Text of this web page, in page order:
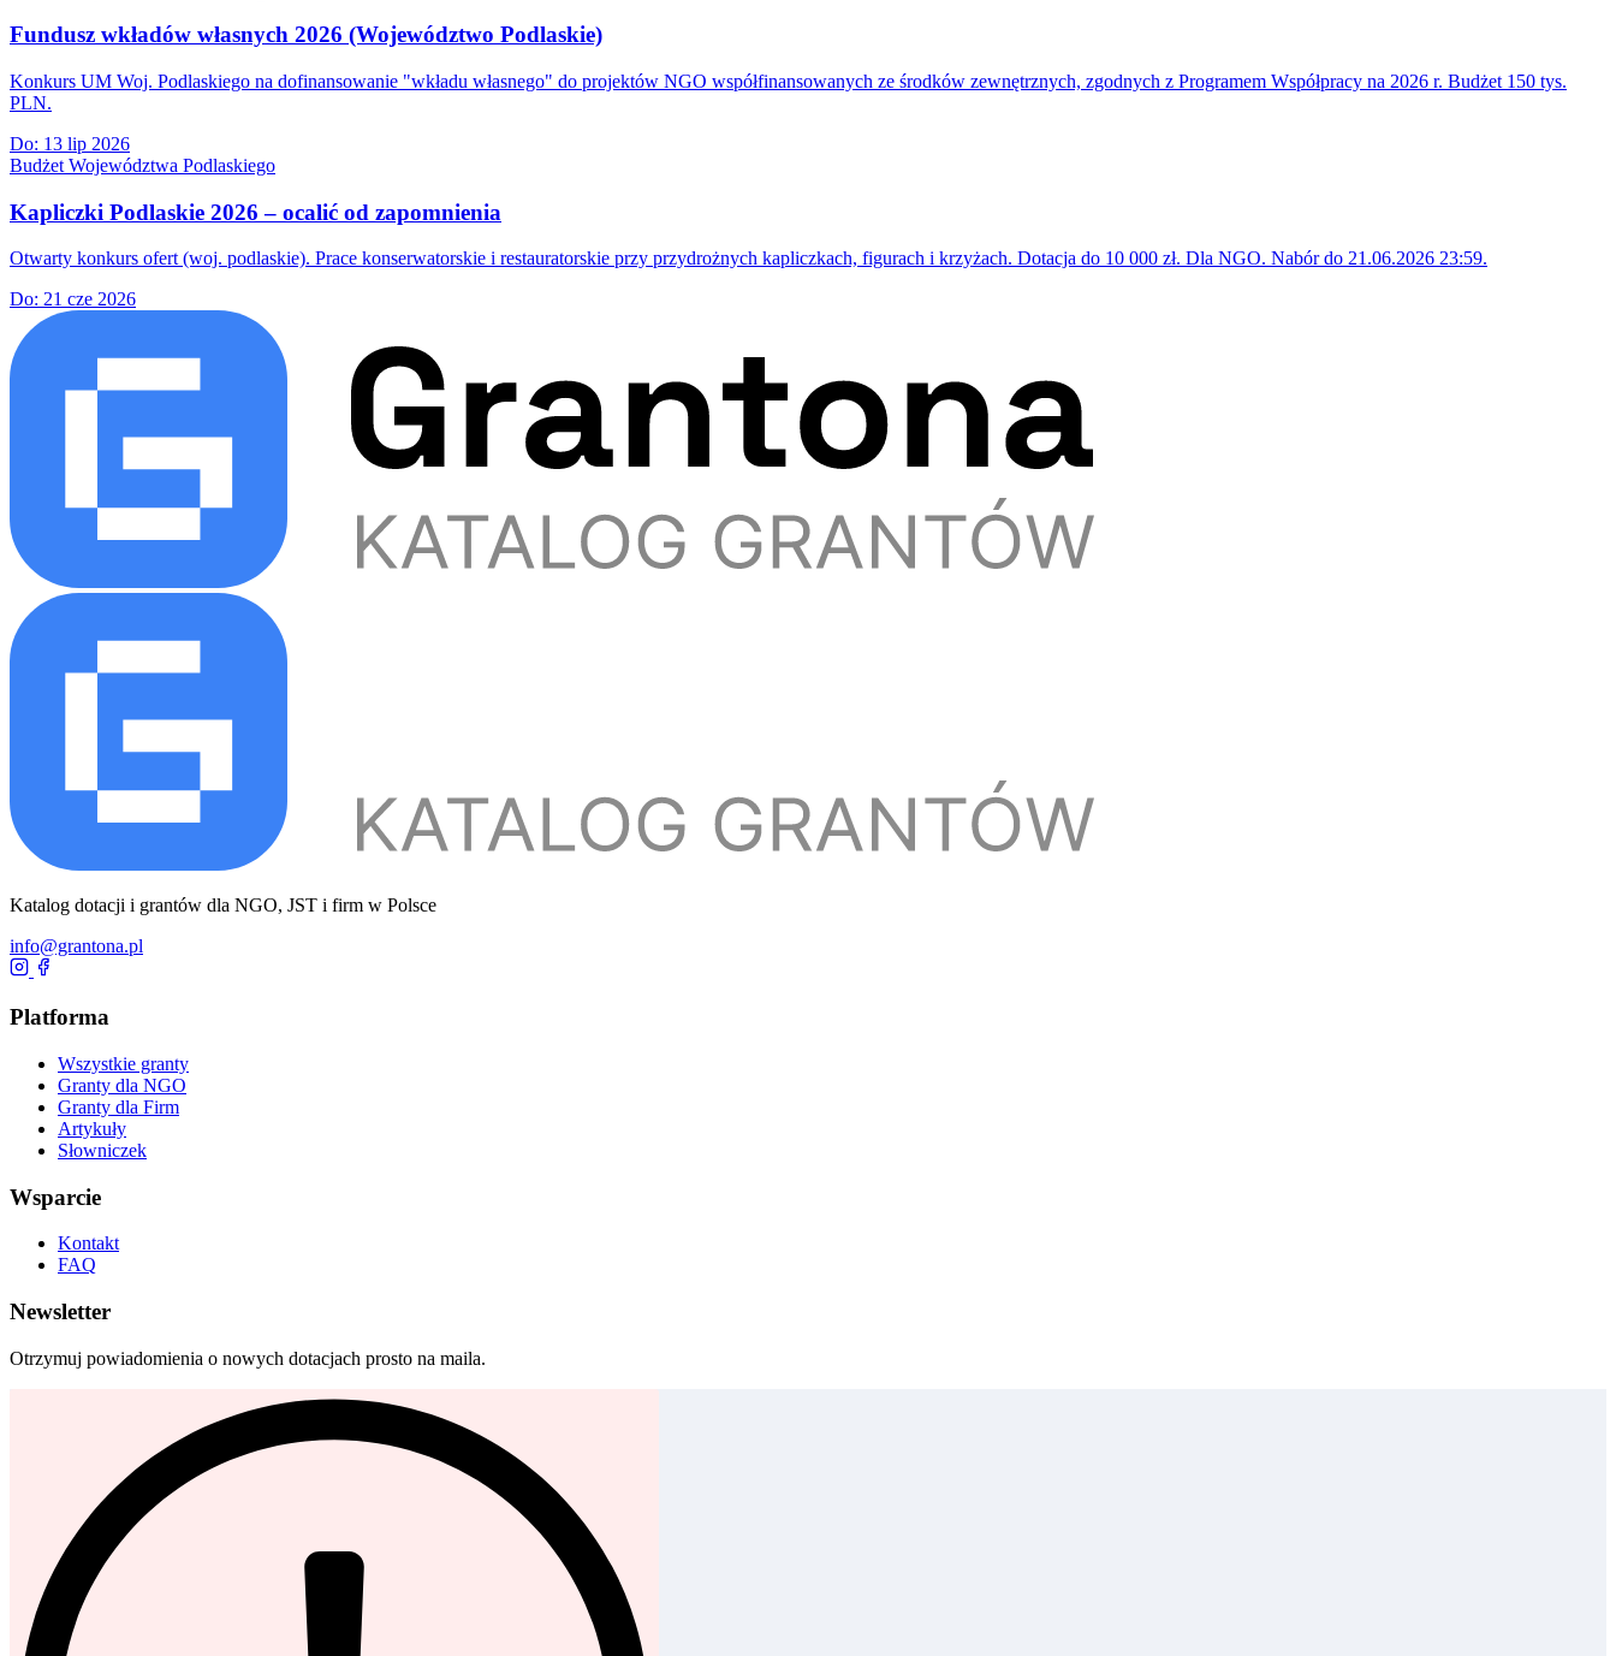
Fundusz wkładów własnych 2026 (Województwo Podlaskie)
Konkurs UM Woj. Podlaskiego na dofinansowanie "wkładu własnego" do projektów NGO współfinansowanych ze środków zewnętrznych, zgodnych z Programem Współpracy na 2026 r. Budżet 150 tys.
PLN.
Do: 13 lip 2026
Budżet Województwa Podlaskiego
Kapliczki Podlaskie 2026 – ocalić od zapomnienia
Otwarty konkurs ofert (woj. podlaskie). Prace konserwatorskie i restauratorskie przy przydrożnych kapliczkach, figurach i krzyżach. Dotacja do 10 000 zł. Dla NGO. Nabór do 21.06.2026 23:59.
Do: 21 cze 2026
Katalog dotacji i grantów dla NGO, JST i firm w Polsce
info@grantona.pl
Platforma
Wszystkie granty
Granty dla NGO
Granty dla Firm
Artykuły
Słowniczek
Wsparcie
Kontakt
FAQ
Newsletter
Otrzymuj powiadomienia o nowych dotacjach prosto na maila.